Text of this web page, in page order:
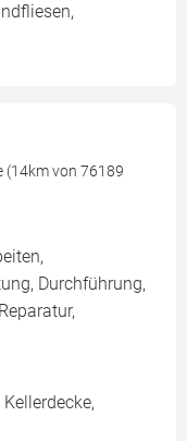
(14km von 76189
Durchführung,